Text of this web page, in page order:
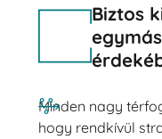
Biztos
Minden nagy
hogy rendkívül